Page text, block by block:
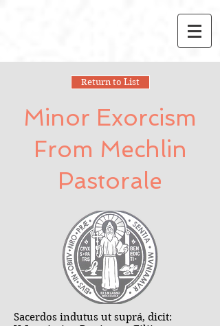
Return to List
Minor Exorcism
From Mechlin
Pastorale
Sacerdos indutus ut suprá, dicit: